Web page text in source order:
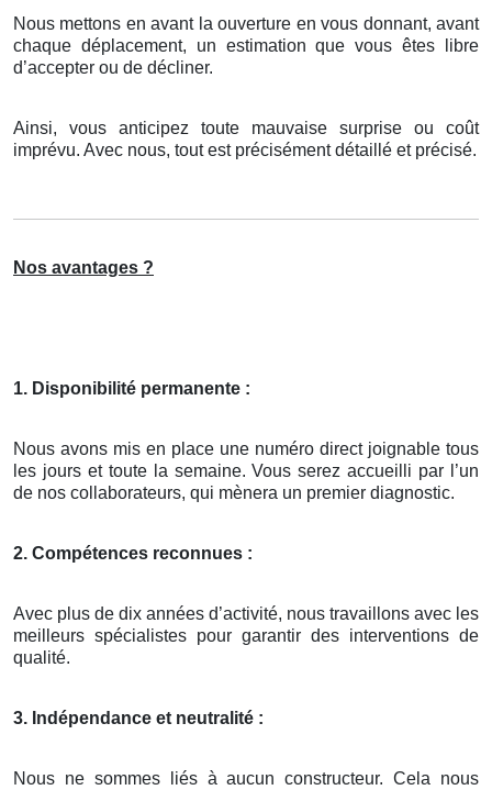
Nous mettons en avant la ouverture en vous donnant, avant
chaque déplacement, un estimation que vous êtes libre
d’accepter ou de décliner.
Ainsi, vous anticipez toute mauvaise surprise ou coût
imprévu. Avec nous, tout est précisément détaillé et précisé.
Nos avantages ?
1. Disponibilité permanente :
Nous avons mis en place une numéro direct joignable tous
les jours et toute la semaine. Vous serez accueilli par l’un
de nos collaborateurs, qui mènera un premier diagnostic.
2. Compétences reconnues :
Avec plus de dix années d’activité, nous travaillons avec les
meilleurs spécialistes pour garantir des interventions de
qualité.
3. Indépendance et neutralité :
Nous ne sommes liés à aucun constructeur. Cela nous